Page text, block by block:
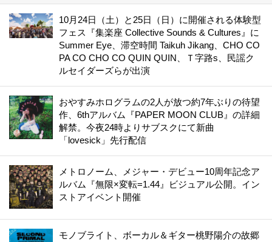
10月24日（土）と25日（日）に開催される体験型
フェス『集楽座 Collective Sounds & Cultures』に
Summer Eye、滞空時間 Taikuh Jikang、CHO CO
PA CO CHO CO QUIN QUIN、Ｔ字路s、民謡ク
ルセイダーズらが出演
おやすみホログラムの2人が放つ約7年ぶりの待望
作、6thアルバム『PAPER MOON CLUB』の詳細
解禁。今夜24時よりサブスクにて新曲
「lovesick」先行配信
メトロノーム、メジャー・デビュー10周年記念ア
ルバム『無限×変転=1.44』ビジュアル公開。イン
ストアイベント開催
モノブライト、ボーカル＆ギター桃野陽介の故郷